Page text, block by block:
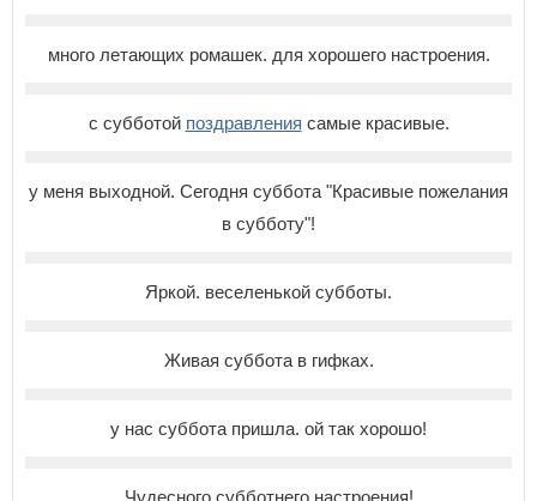
много летающих ромашек. для хорошего настроения.
с субботой поздравления самые красивые.
у меня выходной. Сегодня суббота "Красивые пожелания
в субботу"!
Яркой. веселенькой субботы.
Живая суббота в гифках.
у нас суббота пришла. ой так хорошо!
Чудесного субботнего настроения!